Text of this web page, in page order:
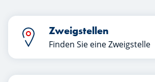
Zweigstellen
Finden Sie eine Zweigstelle